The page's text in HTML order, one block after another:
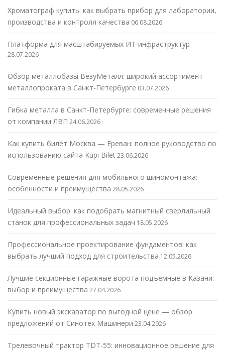
Хроматограф купить: как выбрать прибор для лаборатории,
производства и контроля качества 06.08.2026
Платформа для масштабируемых ИТ-инфраструктур
28.07.2026
Обзор металлобазы ВезуМеталл: широкий ассортимент
металлопроката в Санкт-Петербурге 03.07.2026
Гибка металла в Санкт-Петербурге: современные решения
от компании ЛВП 24.06.2026
Как купить билет Москва — Ереван: полное руководство по
использованию сайта Kupi Bilet23.06.2026
Современные решения для мобильного шиномонтажа:
особенности и преимущества 28.05.2026
Идеальный выбор: как подобрать магнитный сверлильный
станок для профессиональных задач 18.05.2026
Профессиональное проектирование фундаментов: как
выбрать лучший подход для строительства 12.05.2026
Лучшие секционные гаражные ворота подъемные в Казани:
выбор и преимущества 27.04.2026
Купить новый экскаватор по выгодной цене — обзор
предложений от Синотех Машинери 23.04.2026
Трелевочный трактор TDT-55: инновационное решение для